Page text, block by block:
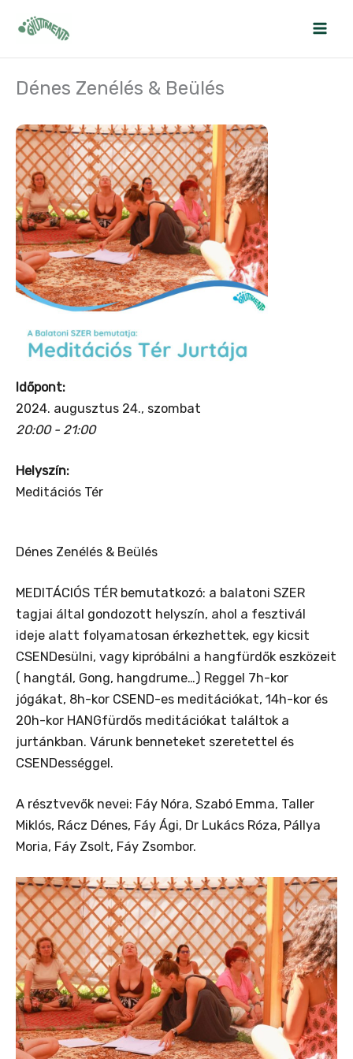
Dénes Zenélés & Beülés
Időpont:
2024. augusztus 24., szombat
20:00 - 21:00
Helyszín:
Meditációs Tér
Dénes Zenélés & Beülés
MEDITÁCIÓS TÉR bemutatkozó: a balatoni SZER
tagjai által gondozott helyszín, ahol a fesztivál
ideje alatt folyamatosan érkezhettek, egy kicsit
CSENDesülni, vagy kipróbálni a hangfürdők eszközeit
( hangtál, Gong, hangdrume…) Reggel 7h-kor
jógákat, 8h-kor CSEND-es meditációkat, 14h-kor és
20h-kor HANGfürdős meditációkat találtok a
jurtánkban. Várunk benneteket szeretettel és
CSENDességgel.
A résztvevők nevei: Fáy Nóra, Szabó Emma, Taller
Miklós, Rácz Dénes, Fáy Ági, Dr Lukács Róza, Pállya
Moria, Fáy Zsolt, Fáy Zsombor.